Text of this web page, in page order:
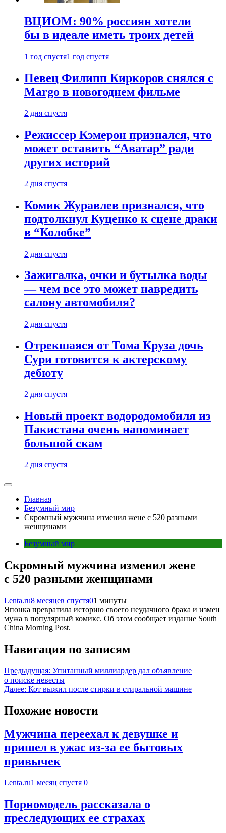
ВЦИОМ: 90% россиян хотели
бы в идеале иметь троих детей
1 год спустя1 год спустя
Певец Филипп Киркоров снялся с
Margo в новогоднем фильме
2 дня спустя
Режиссер Кэмерон признался, что
может оставить “Аватар” ради
других историй
2 дня спустя
Комик Журавлев признался, что
подтолкнул Куценко к сцене драки
в “Колобке”
2 дня спустя
Зажигалка, очки и бутылка воды
— чем все это может навредить
салону автомобиля?
2 дня спустя
Отрекшаяся от Тома Круза дочь
Сури готовится к актерскому
дебюту
2 дня спустя
Новый проект водородомобиля из
Пакистана очень напоминает
большой скам
2 дня спустя
Главная
Безумный мир
Скромный мужчина изменил жене с 520 разными
женщинами
Безумный мир
Скромный мужчина изменил жене
с 520 разными женщинами
Lenta.ru8 месяцев спустя01 минуты
Японка превратила историю своего неудачного брака и измен
мужа в популярный комикс. Об этом сообщает издание South
China Morning Post.
Навигация по записям
Предыдущая: Упитанный миллиардер дал объявление
о поиске невесты
Далее: Кот выжил после стирки в стиральной машине
Похожие новости
Мужчина переехал к девушке и
пришел в ужас из-за ее бытовых
привычек
Lenta.ru1 месяц спустя 0
Порномодель рассказала о
преследующих ее страхах